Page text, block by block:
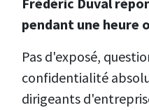
pendant une heure
Pas d'exposé,
confidentialité
dirigeants